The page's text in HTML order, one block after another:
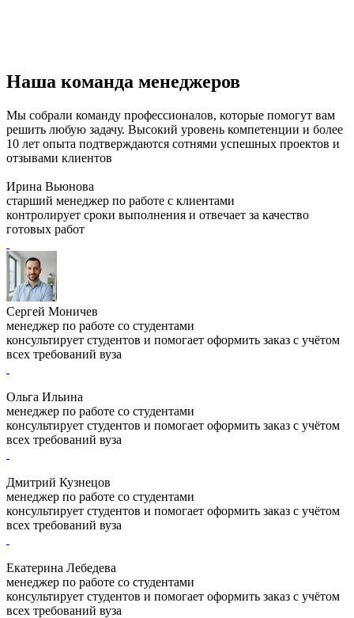
Наша команда менеджеров
Мы собрали команду профессионалов, которые помогут вам
решить любую задачу. Высокий уровень компетенции и более
10 лет опыта подтверждаются сотнями успешных проектов и
отзывами клиентов
Ирина Вьюнова
старший менеджер по работе с клиентами
контролирует сроки выполнения и отвечает за качество
готовых работ
Сергей Моничев
менеджер по работе со студентами
консультирует студентов и помогает оформить заказ с учётом
всех требований вуза
Ольга Ильина
менеджер по работе со студентами
консультирует студентов и помогает оформить заказ с учётом
всех требований вуза
Дмитрий Кузнецов
менеджер по работе со студентами
консультирует студентов и помогает оформить заказ с учётом
всех требований вуза
Екатерина Лебедева
менеджер по работе со студентами
консультирует студентов и помогает оформить заказ с учётом
всех требований вуза